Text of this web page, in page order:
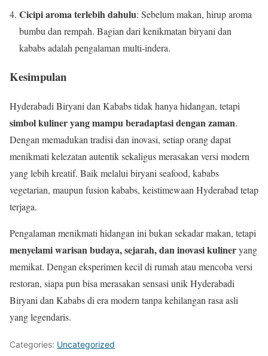
Cicipi aroma terlebih dahulu: Sebelum makan, hirup aroma
bumbu dan rempah. Bagian dari kenikmatan biryani dan
kababs adalah pengalaman multi-indera.
Kesimpulan
Hyderabadi Biryani dan Kababs tidak hanya hidangan, tetapi
simbol kuliner yang mampu beradaptasi dengan zaman.
Dengan memadukan tradisi dan inovasi, setiap orang dapat
menikmati kelezatan autentik sekaligus merasakan versi modern
yang lebih kreatif. Baik melalui biryani seafood, kababs
vegetarian, maupun fusion kababs, keistimewaan Hyderabad tetap
terjaga.
Pengalaman menikmati hidangan ini bukan sekadar makan, tetapi
menyelami warisan budaya, sejarah, dan inovasi kulineryang
memikat. Dengan eksperimen kecil di rumah atau mencoba versi
restoran, siapa pun bisa merasakan sensasi unik Hyderabadi
Biryani dan Kababs di era modern tanpa kehilangan rasa asli
yang legendaris.
Categories: Uncategorized